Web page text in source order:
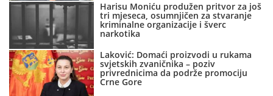
Harisu Moniću produžen pritvor za još
tri mjeseca, osumnjičen za stvaranje
kriminalne organizacije i šverc
narkotika
Laković: Domaći proizvodi u rukama
svjetskih zvaničnika – poziv
privrednicima da podrže promociju
Crne Gore